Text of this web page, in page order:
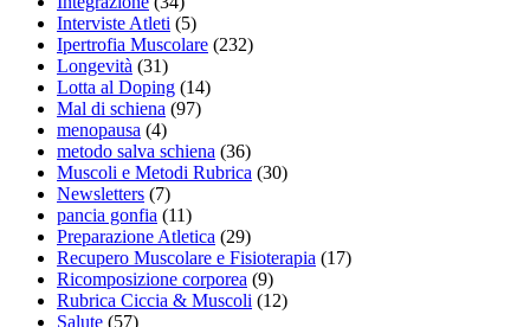
Interviste Atleti (5)
Ipertrofia Muscolare (232)
Longevità (31)
Lotta al Doping (14)
Mal di schiena (97)
menopausa (4)
metodo salva schiena (36)
Muscoli e Metodi Rubrica (30)
Newsletters (7)
pancia gonfia (11)
Preparazione Atletica (29)
Recupero Muscolare e Fisioterapia (17)
Ricomposizione corporea (9)
Rubrica Ciccia & Muscoli (12)
Salute (57)